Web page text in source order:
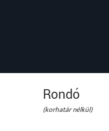
Rondó
(korhatár nélkül)